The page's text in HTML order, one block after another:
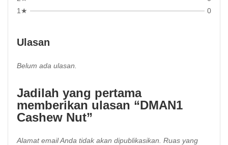
1★
0
Ulasan
Belum ada ulasan.
Jadilah yang pertama
memberikan ulasan “DMAN1
Cashew Nut”
Alamat email Anda tidak akan dipublikasikan. Ruas yang